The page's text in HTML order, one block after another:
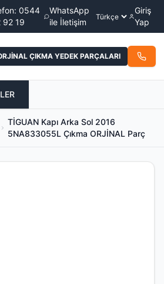
0544
92 19
WhatsApp
ile İletişim
Giriş
Yap
ÇIKMA YEDEK PARÇALARI
TİGUAN Kapı Arka Sol 2016
5NA833055L Çıkma ORJİNAL Parç